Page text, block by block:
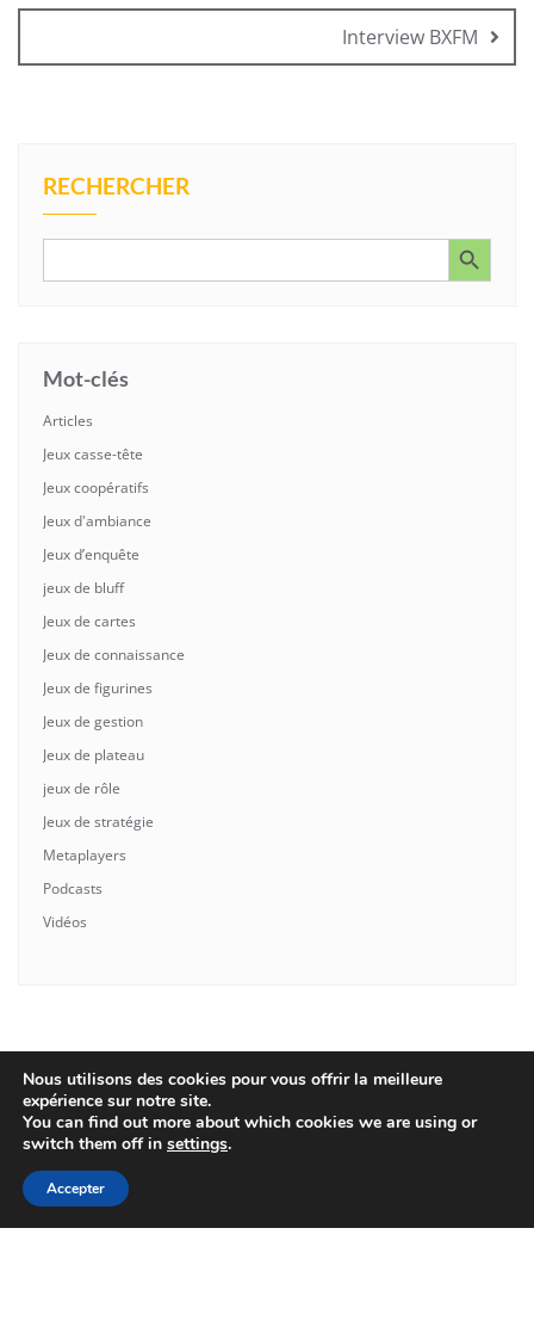
Interview BXFM
RECHERCHER
Search Search Button
Mot-clés
Articles
Jeux casse-tête
Jeux coopératifs
Jeux d'ambiance
Jeux d’enquête
jeux de bluff
Jeux de cartes
Jeux de connaissance
Jeux de figurines
Jeux de gestion
Jeux de plateau
jeux de rôle
Jeux de stratégie
Metaplayers
Podcasts
Vidéos
Qui suis-je?
Nous utilisons des cookies pour vous offrir la meilleure
expérience sur notre site.
You can find out more about which cookies we are using or
switch them off in settings.
Accepter